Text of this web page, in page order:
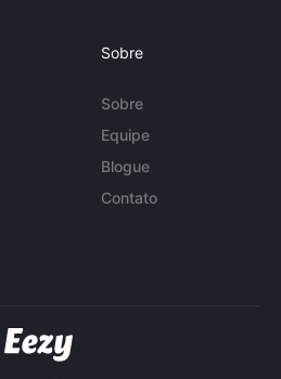
Sobre
Sobre
Equipe
Blogue
Contato